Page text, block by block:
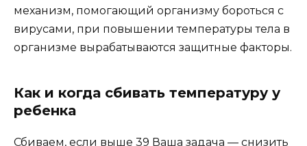
механизм, помогающий организму бороться с
вирусами, при повышении температуры тела в
организме вырабатываются защитные факторы.
Как и когда сбивать температуру у
ребенка
Сбиваем, если выше 39 Ваша задача — снизить